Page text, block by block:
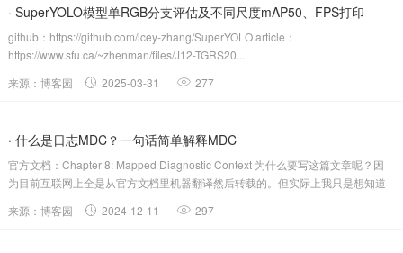
· SuperYOLO模型单RGB分支评估及不同尺度mAP50、FPS打印
github：https://github.com/icey-zhang/SuperYOLO article：
https://www.sfu.ca/~zhenman/files/J12-TGRS20...
来源：博客园
2025-03-31 277
· 什么是日志MDC？一句话简单解释MDC
官方文档：Chapter 8: Mapped Diagnostic Context 为什么要写这篇文章呢？因
为目前互联网上全是从官方文档里机器翻译然后转载的。但实际上我只是想知道
来源：博客园 2024-12-11 297